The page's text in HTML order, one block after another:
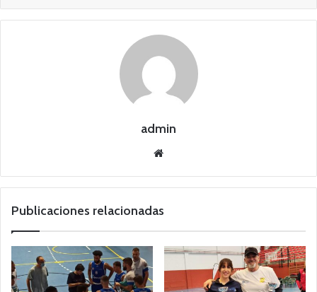
admin
we
Publicaciones relacionadas